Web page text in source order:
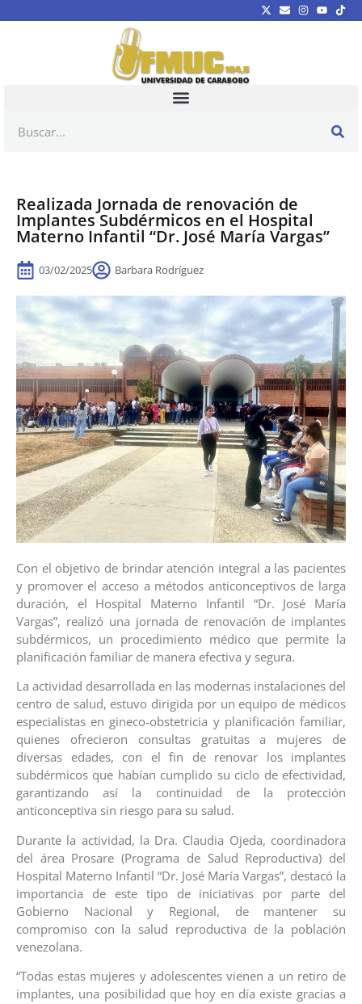
Realizada Jornada de renovación de
Implantes Subdérmicos en el Hospital
Materno Infantil “Dr. José María Vargas”
03/02/2025 Barbara Rodríguez
Con el objetivo de brindar atención integral a las pacientes
y promover el acceso a métodos anticonceptivos de larga
duración, el Hospital Materno Infantil “Dr. José María
Vargas”, realizó una jornada de renovación de implantes
subdérmicos, un procedimiento médico que permite la
planificación familiar de manera efectiva y segura.
La actividad desarrollada en las modernas instalaciones del
centro de salud, estuvo dirigida por un equipo de médicos
especialistas en gineco-obstetricia y planificación familiar,
quienes ofrecieron consultas gratuitas a mujeres de
diversas edades, con el fin de renovar los implantes
subdérmicos que habían cumplido su ciclo de efectividad,
garantizando así la continuidad de la protección
anticonceptiva sin riesgo para su salud.
Durante la actividad, la Dra. Claudia Ojeda, coordinadora
del área Prosare (Programa de Salud Reproductiva) del
Hospital Materno Infantil “Dr. José María Vargas”, destacó la
importancia de este tipo de iniciativas por parte del
Gobierno Nacional y Regional, de mantener su
compromiso con la salud reproductiva de la población
venezolana.
“Todas estas mujeres y adolescentes vienen a un retiro de
implantes, una posibilidad que hoy en día existe gracias a